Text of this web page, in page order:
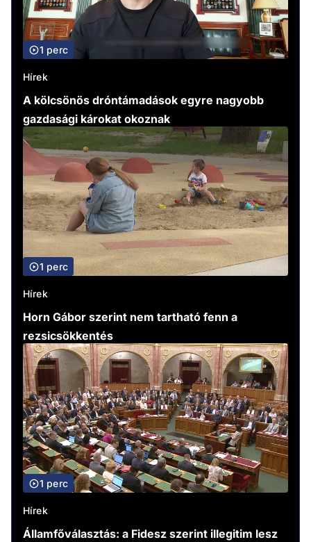
1 perc
Hírek
A kölcsönös dróntámadások egyre nagyobb
gazdasági károkat okoznak
1 perc
Hírek
Horn Gábor szerint nem tartható fenn a
rezsicsökkentés
1 perc
Hírek
Államfőválasztás: a Fidesz szerint illegitim lesz